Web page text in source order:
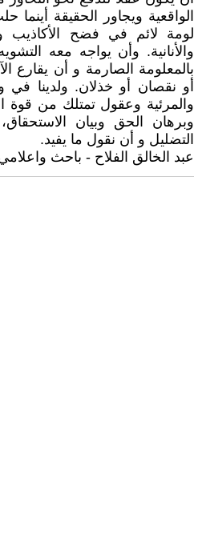
الواقعية ويجاور الحقيقة أينما
لومة لائم في فضح الأكاذيب
والأنانية. وأن يواجه معه
بالمعلومة الصارمة و أن يقارع
أو نقصان أو خذلان. ولدينا في
والمرئية وعقول تمتلك من قوة
وبرهان الحق وبيان
التضليل و أن نقول ما يفيد.
عبد الخالق الفلاح - باحث